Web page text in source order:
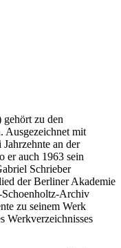
zu den
Ausgezeichnet mit
an der
er auch 1963 sein
Schrieber
der Berliner Akademie
Archiv
zu seinem Werk
Werkverzeichnisses